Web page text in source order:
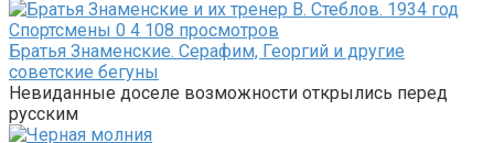
Спортсмены 0 4 108 просмотров
Братья Знаменские. Серафим, Георгий и другие
советские бегуны
Невиданные доселе возможности открылись перед
русским